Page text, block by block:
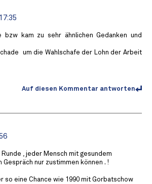
bzw kam zu sehr ähnlichen Gedanken und
um die Wahlschafe der Lohn der Arbeit
Auf diesen Kommentar antworten
, jeder Mensch mit gesundem
nur zustimmen können . !
so eine Chance wie 1990 mit Gorbatschow